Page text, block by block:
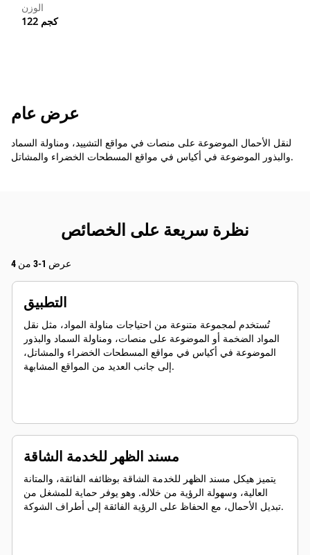
الوزن
122 كجم
عرض عام
لنقل الأحمال الموضوعة على منصات في مواقع التشييد، ومناولة السماد
والبذور الموضوعة في أكياس في مواقع المسطحات الخضراء والمشاتل.
نظرة سريعة على الخصائص
عرض 1-3 من 4
التطبيق
تُستخدم لمجموعة متنوعة من احتياجات مناولة المواد، مثل نقل
المواد الضخمة أو الموضوعة على منصات، ومناولة السماد والبذور
الموضوعة في أكياس في مواقع المسطحات الخضراء والمشاتل،
إلى جانب العديد من المواقع المشابهة.
مسند الظهر للخدمة الشاقة
يتميز هيكل مسند الظهر للخدمة الشاقة بوظائفه الفائقة، والمتانة
العالية، وسهولة الرؤية من خلاله. وهو يوفر حماية للمشغل من
تبديل الأحمال، مع الحفاظ على الرؤية الفائقة إلى أطراف الشوكة.